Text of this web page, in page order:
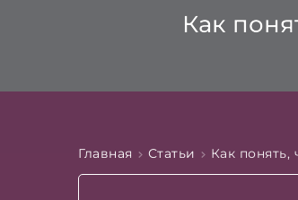
Как
Главная Статьи Как